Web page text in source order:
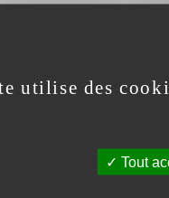
70cm et de
un triangle de
grande maille
chlorés et
indique la
utilise des
Tout